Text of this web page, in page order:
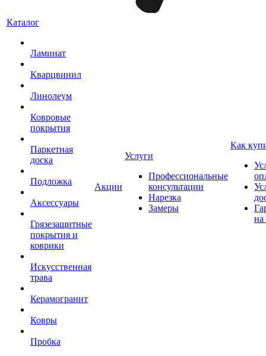
Каталог
Ламинат
Кварцвинил
Линолеум
Ковровые
покрытия
Паркетная
доска
Подложка
Аксессуары
Грязезащитные
покрытия и
коврики
Искусственная
трава
Керамогранит
Ковры
Пробка
Акции
Услуги
Профессиональные
консультации
Нарезка
Замеры
Как
на